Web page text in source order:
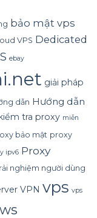
bảo mật vps
VPS Dedicated
ebay
giải pháp
dẫn Hướng dẫn
tra proxy miễn
bảo mật proxy
ipv6 Proxy
nghiệm người dùng
VPN vps vps